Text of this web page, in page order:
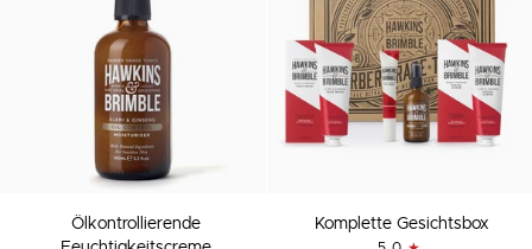
Ölkontrollierende
Feuchtigkeitscreme
Ölkontrollierende
Komplette
Gesichtsbox
Komplette Gesichtsbox